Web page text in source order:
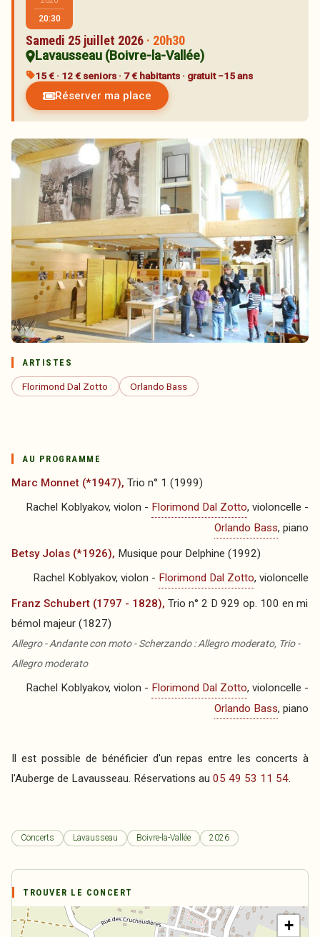
Artistes
Réservations
Partenaires
Inscription à la newsletter
20:30
Samedi 25 juillet 2026 · 20h30
Lavausseau (Boivre-la-Vallée)
15 € · 12 € seniors · 7 € habitants · gratuit −15 ans
Réserver ma place
ARTISTES
Florimond Dal Zotto Orlando Bass
AU PROGRAMME
Marc Monnet (*1947), Trio n° 1 (1999)
Rachel Koblyakov, violon - Florimond Dal Zotto, violoncelle -
Orlando Bass, piano
Betsy Jolas (*1926), Musique pour Delphine (1992)
Rachel Koblyakov, violon - Florimond Dal Zotto, violoncelle
Franz Schubert (1797 - 1828), Trio n° 2 D 929 op. 100 en mi
bémol majeur (1827)
Allegro - Andante con moto - Scherzando : Allegro moderato, Trio -
Allegro moderato
Rachel Koblyakov, violon - Florimond Dal Zotto, violoncelle -
Orlando Bass, piano
Il est possible de bénéficier d'un repas entre les concerts à
l'Auberge de Lavausseau. Réservations au 05 49 53 11 54.
Concerts Lavausseau Boivre-la-Vallée 2026
TROUVER LE CONCERT
+